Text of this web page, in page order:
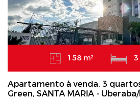
158 m² 3
Apartamento à venda, 3
Green, SANTA MARIA - Uberaba/